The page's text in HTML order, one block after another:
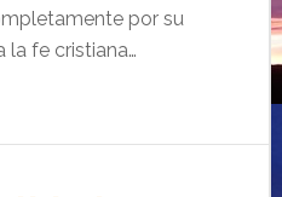
por su
la fe cristiana…